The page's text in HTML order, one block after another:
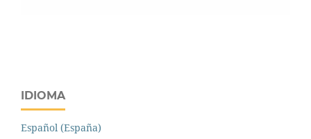
IDIOMA
Español (España)